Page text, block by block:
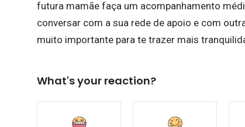
futura mamãe faça um acompanhamento
conversar com a sua rede de apoio e com
muito importante para te trazer mais
What's your reaction?